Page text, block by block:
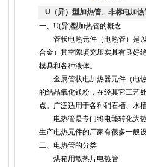
U（异）型加热管、非标电加热
一、U(异)型加热管的概念
管状电热元件（电热管）是以
合金）其空隙填充压实具有良好
模具和各种液体。
金属管状电加热器元件（电热
的结晶氧化镁粉，在经其它工艺
点。广泛适用于各种硝石槽、水
电热管是专门将电能转化为
生产电热元件的厂家有很多一般
二、电热管的分类
烘箱用散热片电热管